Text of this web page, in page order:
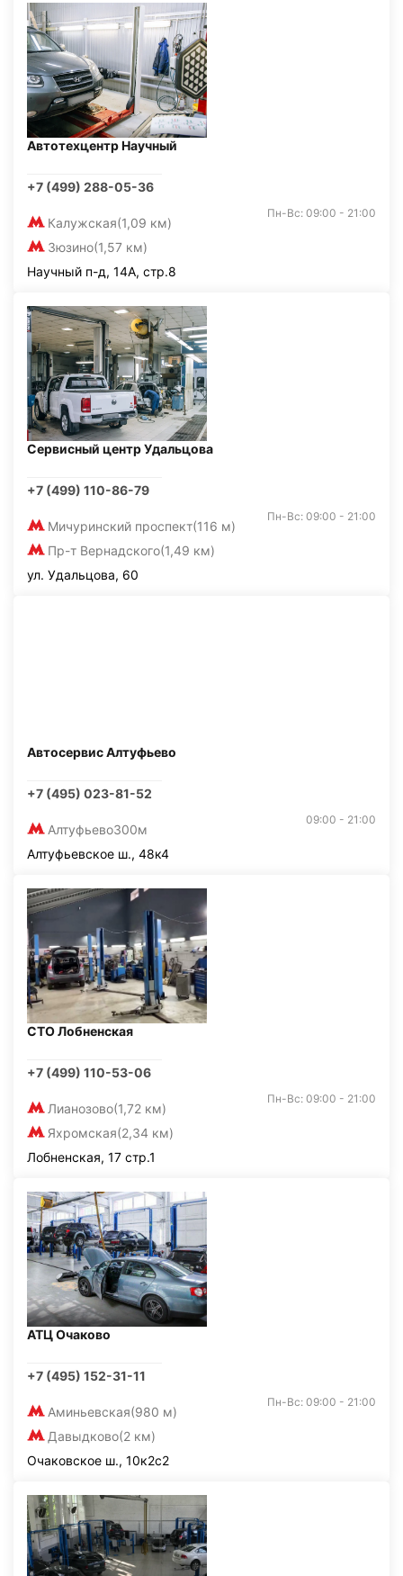
Автотехцентр Научный
+7 (499) 288-05-36
Калужская(1,09 км)
Зюзино(1,57 км)
Пн-Вс: 09:00 - 21:00
Научный п-д, 14А, стр.8
Сервисный центр Удальцова
+7 (499) 110-86-79
Мичуринский проспект(116 м)
Пр-т Вернадского(1,49 км)
Пн-Вс: 09:00 - 21:00
ул. Удальцова, 60
Автосервис Алтуфьево
+7 (495) 023-81-52
Алтуфьево300м
09:00 - 21:00
Алтуфьевское ш., 48к4
СТО Лобненская
+7 (499) 110-53-06
Лианозово(1,72 км)
Яхромская(2,34 км)
Пн-Вс: 09:00 - 21:00
Лобненская, 17 стр.1
АТЦ Очаково
+7 (495) 152-31-11
Аминьевская(980 м)
Давыдково(2 км)
Пн-Вс: 09:00 - 21:00
Очаковское ш., 10к2с2